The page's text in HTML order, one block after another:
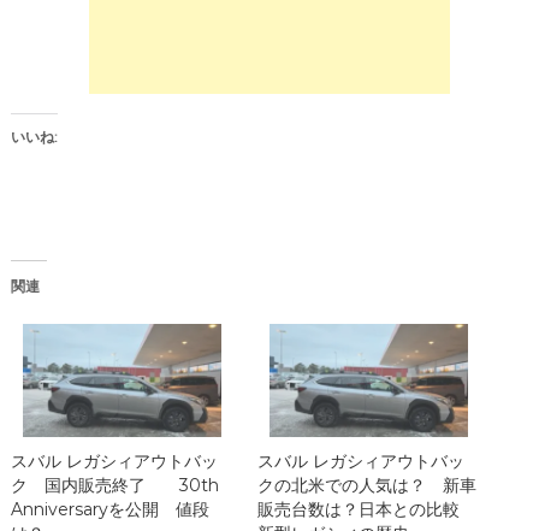
ィ
ン
ド
)
いいね:
関連
スバル レガシィアウトバッ
ク 国内販売終了 30th
Anniversaryを公開 値段
スバル レガシィアウトバッ
クの北米での人気は？ 新車
販売台数は？日本との比較